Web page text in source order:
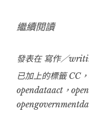
繼續閱讀
放
政
府
資
發表在寫作／
已加上的標籤CC，
opendataact ，